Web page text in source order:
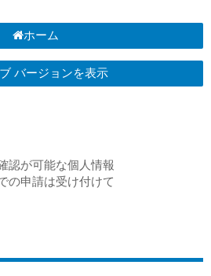
ホーム
バージョンを表示
認が可能な個人情報
の申請は受け付けて